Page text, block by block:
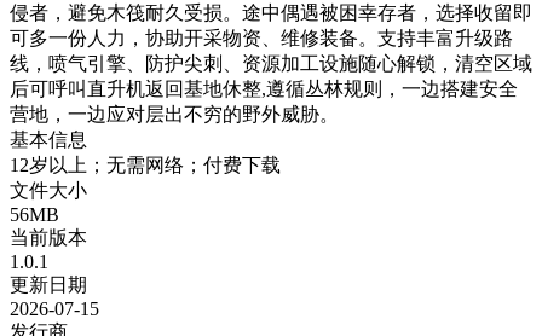
侵者，避免木筏耐久受损。途中偶遇被困幸存者，选择收留即
可多一份人力，协助开采物资、维修装备。支持丰富升级路
线，喷气引擎、防护尖刺、资源加工设施随心解锁，清空区域
后可呼叫直升机返回基地休整,遵循丛林规则，一边搭建安全
营地，一边应对层出不穷的野外威胁。
基本信息
12岁以上；无需网络；付费下载
文件大小
56MB
当前版本
1.0.1
更新日期
2026-07-15
发行商